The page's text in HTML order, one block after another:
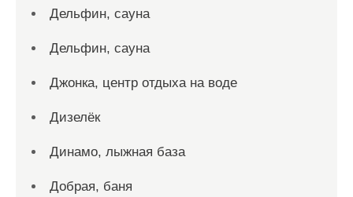
Дельфин, сауна
Дельфин, сауна
Джонка, центр отдыха на воде
Дизелёк
Динамо, лыжная база
Добрая, баня